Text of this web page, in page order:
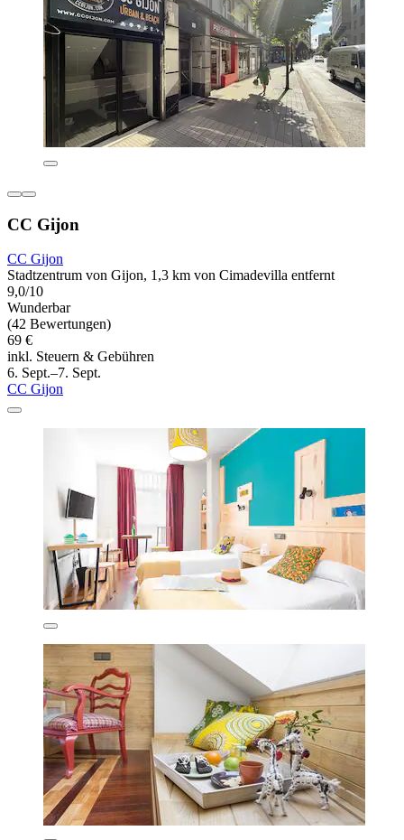
CC Gijon
CC Gijon
Stadtzentrum von Gijon, 1,3 km von Cimadevilla entfernt
9,0/10
Wunderbar
(42 Bewertungen)
69 €
inkl. Steuern & Gebühren
6. Sept.–7. Sept.
CC Gijon